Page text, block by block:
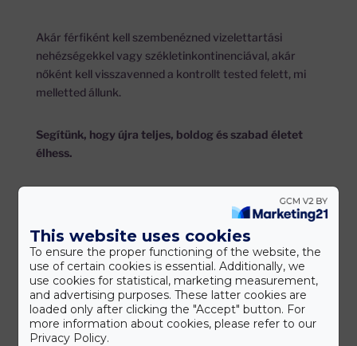
Akár férfiként kell szembenézned vizelettartási
nehézségekkel vagy székletinkontinenciával, akár
nőként kell visszavenned a kontrollt tested felett, mi
melletted állunk.
Segítünk, hogy újra teljes, boldog és szabad életet
élhess.
This website uses cookies
To ensure the proper functioning of the website, the
use of certain cookies is essential. Additionally, we
use cookies for statistical, marketing measurement,
and advertising purposes. These latter cookies are
loaded only after clicking the "Accept" button. For
more information about cookies, please refer to our
Privacy Policy.